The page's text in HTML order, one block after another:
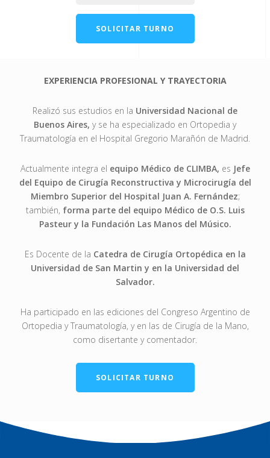
SOLICITAR TURNO
EXPERIENCIA PROFESIONAL Y TRAYECTORIA
Realizó sus estudios en la Universidad Nacional de
Buenos Aires, y se ha especializado en Ortopedia y
Traumatología en el Hospital Gregorio Marañón de Madrid.
Actualmente integra el equipo Médico de CLIMBA, es Jefe
del Equipo de Cirugía Reconstructiva y Microcirugía del
Miembro Superior del Hospital Juan A. Fernández;
también, forma parte del equipo Médico de O.S. Luis
Pasteur y la Fundación Las Manos del Músico.
Es Docente de la Catedra de Cirugía Ortopédica en la
Universidad de San Martin y en la Universidad del
Salvador.
Ha participado en las ediciones del Congreso Argentino de
Ortopedia y Traumatología, y en las de Cirugía de la Mano,
como disertante y comentador.
SOLICITAR TURNO